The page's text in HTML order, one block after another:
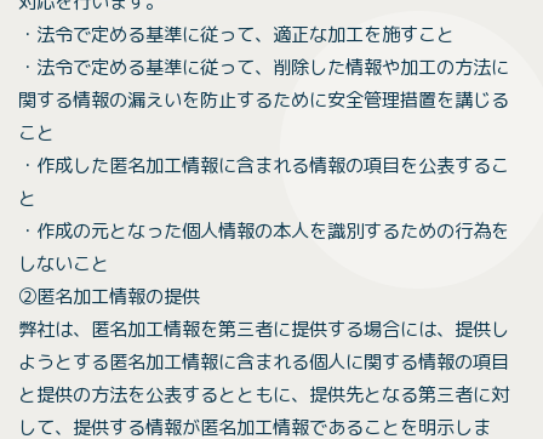
・法令で定める基準に従って、適正な加工を施すこと
・法令で定める基準に従って、削除した情報や加工の方法に
関する情報の漏えいを防止するために安全管理措置を講じる
こと
・作成した匿名加工情報に含まれる情報の項目を公表するこ
と
・作成の元となった個人情報の本人を識別するための行為を
しないこと
②匿名加工情報の提供
弊社は、匿名加工情報を第三者に提供する場合には、提供し
ようとする匿名加工情報に含まれる個人に関する情報の項目
と提供の方法を公表するとともに、提供先となる第三者に対
して、提供する情報が匿名加工情報であることを明示しま